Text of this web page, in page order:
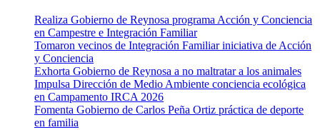
Realiza Gobierno de Reynosa programa Acción y Conciencia
en Campestre e Integración Familiar
Tomaron vecinos de Integración Familiar iniciativa de Acción
y Conciencia
Exhorta Gobierno de Reynosa a no maltratar a los animales
Impulsa Dirección de Medio Ambiente conciencia ecológica
en Campamento IRCA 2026
Fomenta Gobierno de Carlos Peña Ortiz práctica de deporte
en familia